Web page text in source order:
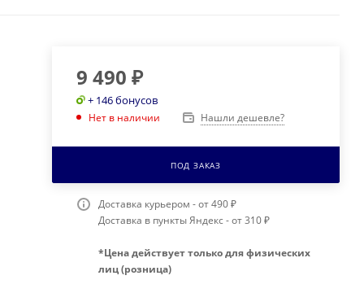
9 490 ₽
+ 146 бонусов
Нет в наличии Нашли дешевле?
ПОД ЗАКАЗ
Доставка курьером - от 490 ₽
Доставка в пункты Яндекс - от 310 ₽
*Цена действует только для физических
лиц (розница)